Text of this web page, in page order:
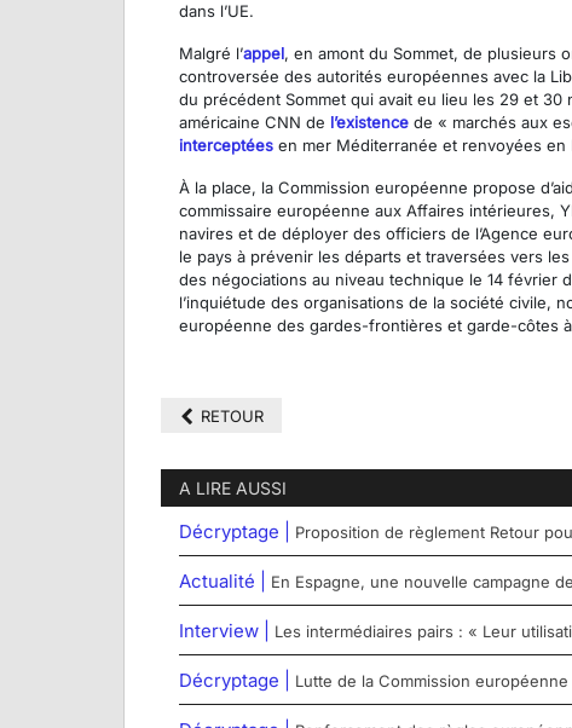
dans l’UE.
Malgré l’appel, en amont du Sommet, de plusieurs
controversée des autorités européennes avec la
du précédent Sommet qui avait eu lieu les 29 et 30
américaine CNN de l’existence de « marchés aux
interceptées en mer Méditerranée et renvoyées en
À la place, la Commission européenne propose
commissaire européenne aux Affaires intérieures,
navires et de déployer des officiers de l’Agence
le pays à prévenir les départs et traversées vers
des négociations au niveau technique le 14 février
l’inquiétude des organisations de la société civile,
européenne des gardes-frontières et garde-côtes
RETOUR
A LIRE AUSSI
Décryptage | Proposition de règlement Retour
Actualité | En Espagne, une nouvelle campagne
Interview | Les intermédiaires pairs : « Leur
Décryptage | Lutte de la Commission